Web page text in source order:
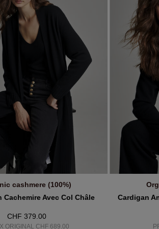
AU PANIER
cashmere (100%)
Cachemire Avec Col Châle
CHF 379.00
ORIGINAL CHF 689.00
Cardigan